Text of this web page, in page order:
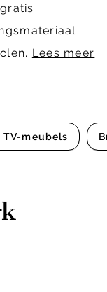
TV-meubels
Lees meer